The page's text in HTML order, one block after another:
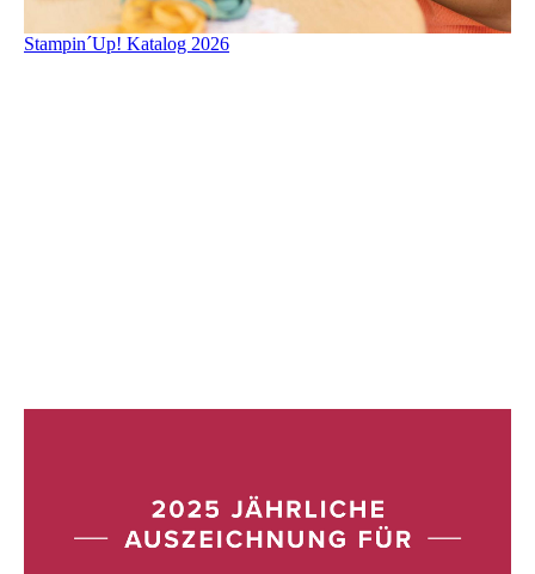
Stampin´Up! Katalog 2026